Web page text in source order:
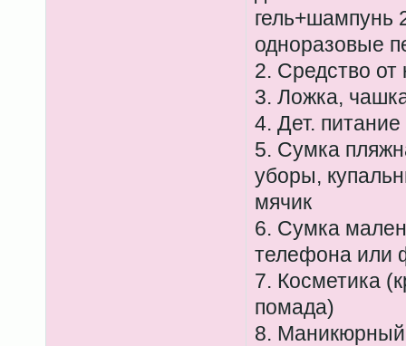
гель+шампунь
одноразовые
2. Средство от
3. Ложка,
4. Дет.
5. Сумка
уборы,
мячик
6. Сумка
телефона или
7. Косметика
помада)
8. Маникюрный